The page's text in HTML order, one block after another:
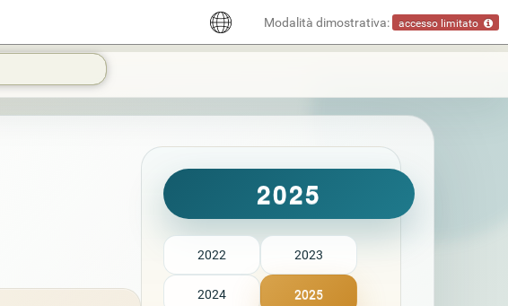
Modalità dimostrativa: accesso limitato
2025
2022 2023
2024 2025